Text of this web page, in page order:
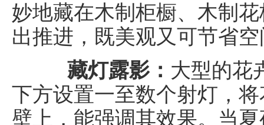
妙地藏在木制柜橱、木制
出推进，既美观又可节省
藏灯露影： 大型的花
下方设置一至数个射灯，
壁上，能强调其效果。当